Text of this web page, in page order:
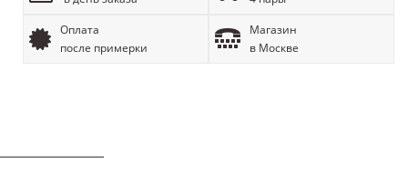
Оплата
после примерки
Магазин
в Москве